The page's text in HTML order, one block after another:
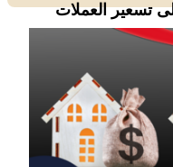
تسعير العملات